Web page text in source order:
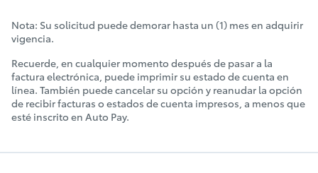
Nota: Su solicitud puede demorar hasta un (1) mes en adquirir
vigencia.
Recuerde, en cualquier momento después de pasar a la
factura electrónica, puede imprimir su estado de cuenta en
línea. También puede cancelar su opción y reanudar la opción
de recibir facturas o estados de cuenta impresos, a menos que
esté inscrito en Auto Pay.